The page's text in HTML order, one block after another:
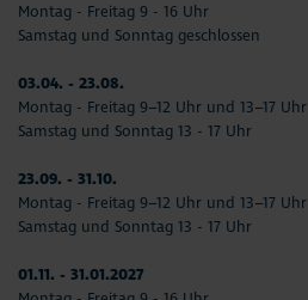
Montag - Freitag 9 - 16 Uhr
Samstag und Sonntag geschlossen
03.04. - 23.08.
Montag - Freitag 9–12 Uhr und 13–17 Uhr
Samstag und Sonntag 13 - 17 Uhr
23.09. - 31.10.
Montag - Freitag 9–12 Uhr und 13–17 Uhr
Samstag und Sonntag 13 - 17 Uhr
01.11. - 31.01.2027